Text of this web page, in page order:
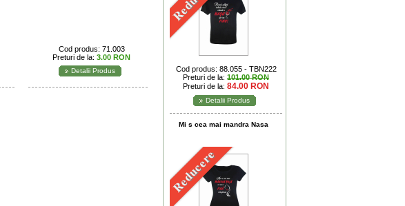
Cod produs: 71.003
Preturi de la: 3.00 RON
Detalii Produs
Cod produs: 88.055 - TBN222
Preturi de la: 101.00 RON
Preturi de la: 84.00 RON
Detalii Produs
Mi s cea mai mandra Nasa
Reducere